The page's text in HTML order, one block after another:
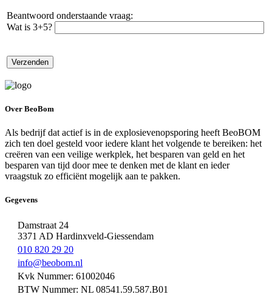
Beantwoord onderstaande vraag:
Wat is 3+5?
Over BeoBom
Als bedrijf dat actief is in de explosievenopsporing heeft BeoBOM
zich ten doel gesteld voor iedere klant het volgende te bereiken: het
creëren van een veilige werkplek, het besparen van geld en het
besparen van tijd door mee te denken met de klant en ieder
vraagstuk zo efficiënt mogelijk aan te pakken.
Gegevens
Damstraat 24
3371 AD Hardinxveld-Giessendam
010 820 29 20
info@beobom.nl
Kvk Nummer: 61002046
BTW Nummer: NL 08541.59.587.B01